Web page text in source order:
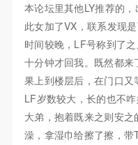
本论坛里其他LY推荐的
此女加了VX，联系发现
时间较晚，LF号称到了
十分钟才回我。既然都
果上到楼层后，在门口
LF岁数较大，长的也不
大弟，抱着既来之则安
澡，拿湿巾给擦了擦，